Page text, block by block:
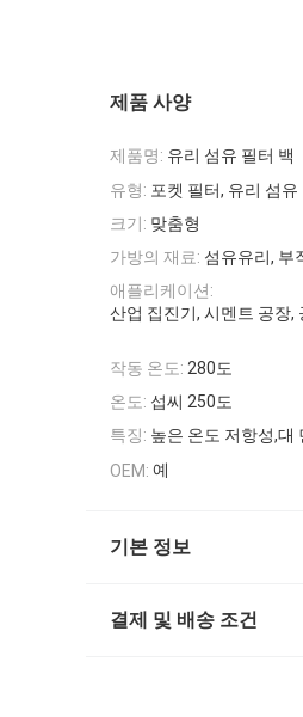
제품 사양
제품명: 유리 섬유 필터 백
유형: 포켓 필터, 유리 섬유
크기: 맞춤형
가방의 재료: 섬유유리, 부
애플리케이션:
산업 집진기, 시멘트 공장,
작동 온도: 280도
온도: 섭씨 250도
특징: 높은 온도 저항성,대
OEM: 예
기본 정보
결제 및 배송 조건